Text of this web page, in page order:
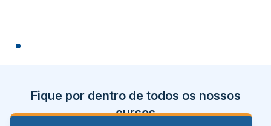
Fique por dentro de todos os nossos
cursos